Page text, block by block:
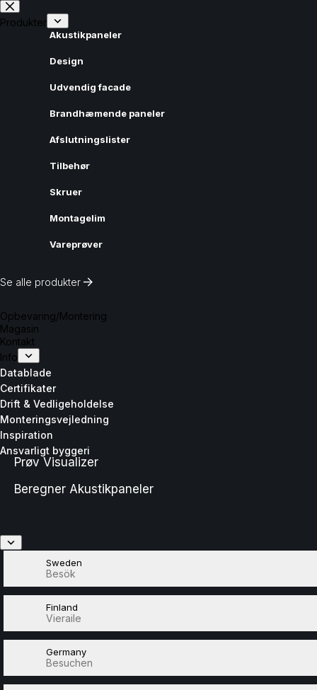
Fortsæt
til
Produkter
Akustikpaneler
Design
Udvendig facade
Brandhæmende paneler
Afslutningslister
Tilbehør
Skruer
Montagelim
Vareprøver
Se alle produkter
Opbevaring/Montering
Magasin
Kontakt
Info
Datablade
Certifikater
Drift & Vedligeholdelse
Monteringsvejledning
Inspiration
Ansvarligt byggeri
Prøv Visualizer
Beregner Akustikpaneler
Sweden
Besök
Finland
Vieraile
Germany
Besuchen